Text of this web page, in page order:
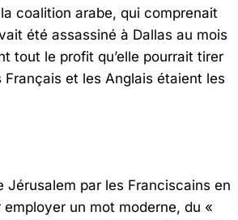
coalition arabe, qui comprenait
été assassiné à Dallas au mois
tout le profit qu’elle pourrait tirer
et les Anglais étaient les
par les Franciscains en
un mot moderne, du «